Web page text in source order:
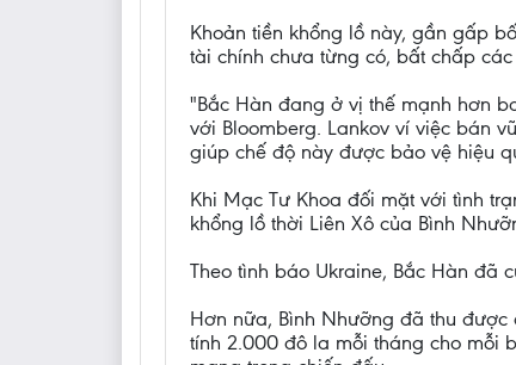
Khoản tiền khổng lồ này, gần gấp
tài chính chưa từng có, bất chấp
"Bắc Hàn đang ở vị thế mạnh hơn
với Bloomberg. Lankov ví việc bán
giúp chế độ này được bảo vệ hiệu
Khi Mạc Tư Khoa đối mặt với tình
khổng lồ thời Liên Xô của Bình
Theo tình báo Ukraine, Bắc Hàn đã
Hơn nữa, Bình Nhưỡng đã thu
tính 2.000 đô la mỗi tháng cho mỗi